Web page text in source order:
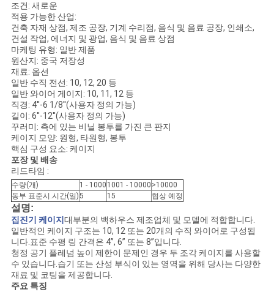
하
다
사
이
트
맵
PRIVACY
POLICY
조건: 새로운
적용 가능한 산업:
건축 자재 상점, 제조 공장, 기계 수리점, 음식 및 음료 공장, 인쇄소,
건설 작업, 에너지 및 광업, 음식 및 음료 상점
마케팅 유형: 일반 제품
원산지: 중국 저장성
재료: 옵션
일반 수직 전선: 10, 12, 20 등
일반 와이어 게이지: 10, 11, 12 등
직경: 4''-6 1/8''(사용자 정의 가능)
길이: 6''-12''(사용자 정의 가능)
꾸러미: 측에 있는 비닐 봉투를 가진 큰 판지
케이지 모양: 원형, 타원형, 봉투
핵심 구성 요소: 케이지
포장 및 배송
리드타임 :
수량(개) 1 - 1000 1001 - 10000 >10000
동부 표준시.시간(일)5 15 협상 예정
설명:
집진기 케이지 대부분의 백하우스 제조업체 및 모델에 적합합니다.
일반적인 케이지 구조는 10, 12 또는 20개의 수직 와이어로 구성됩
니다.표준 수평 링 간격은 4”, 6” 또는 8”입니다.
청정 공기 플레넘 높이 제한이 문제인 경우 두 조각 케이지를 사용할
수 있습니다.습기 또는 산성 부식이 있는 영역을 위해 당사는 다양한
재료 및 코팅을 제공합니다.
주요 특징